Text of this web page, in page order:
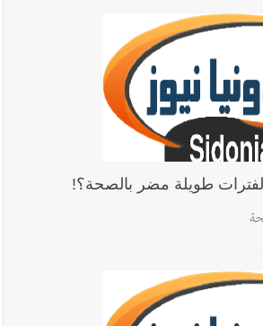
صيفي معتاد والحرارة ضمن معدلاتها
أم إنفجار دولة؟... كيف نحمي لبنان؟
لفترات طويلة مضر بالصحة؟!